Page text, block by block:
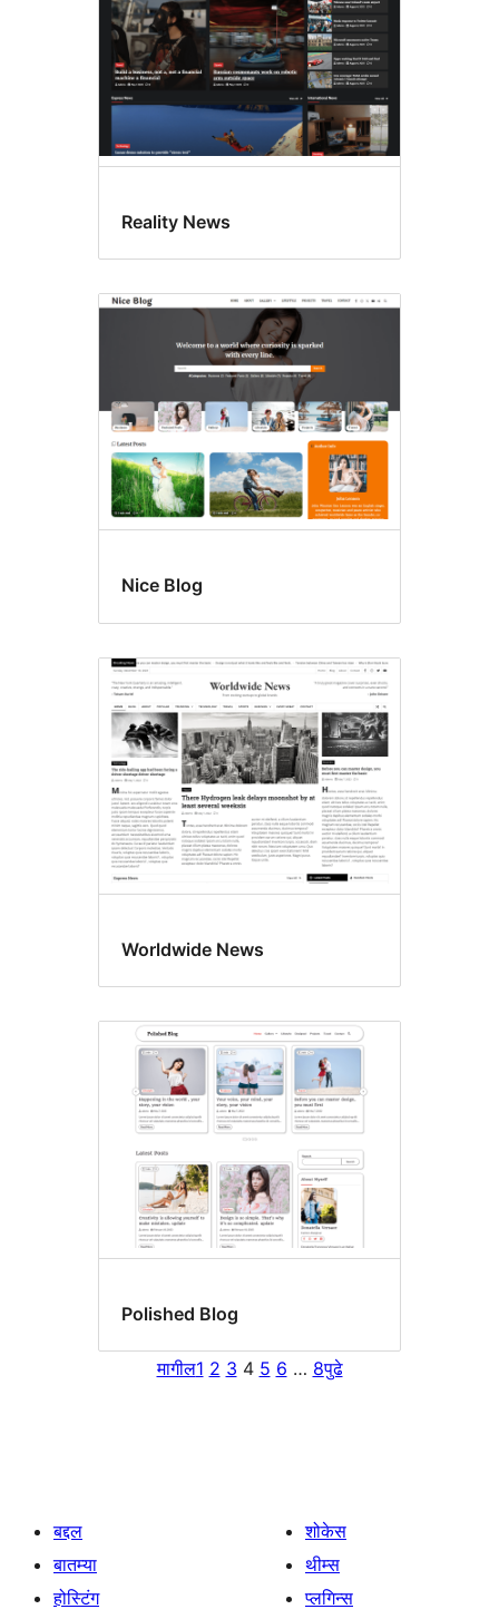
Reality News
Nice Blog
Worldwide News
Polished Blog
मागील1 2 3 4 5 6 … 8पुढे
बद्दल
बातम्या
होस्टिंग
शोकेस
थीम्स
प्लगिन्स